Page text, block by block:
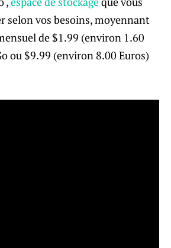
selon vos besoins, moyennant
de $1.99 (environ 1.60
ou $9.99 (environ 8.00 Euros)